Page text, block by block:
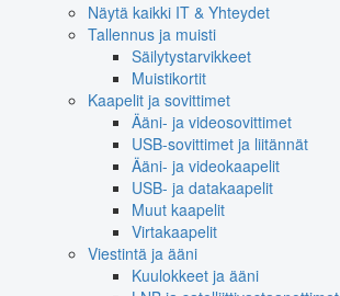
Näytä kaikki IT & Yhteydet
Tallennus ja muisti
Säilytystarvikkeet
Muistikortit
Kaapelit ja sovittimet
Ääni- ja videosovittimet
USB-sovittimet ja liitännät
Ääni- ja videokaapelit
USB- ja datakaapelit
Muut kaapelit
Virtakaapelit
Viestintä ja ääni
Kuulokkeet ja ääni